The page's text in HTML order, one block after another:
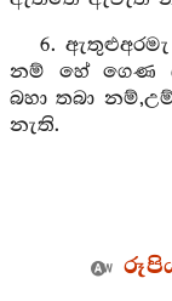
6.
නම් හේ ගෙණ
බහා තබා
නැති.